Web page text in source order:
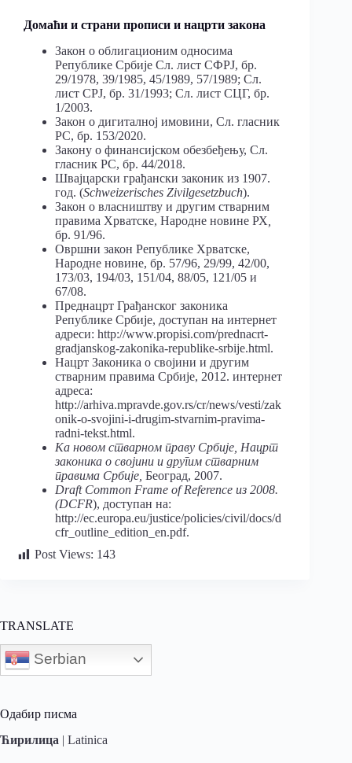
Домаћи и страни прописи и нацрти закона
Закон о облигационим односима
Републике Србије Сл. лист СФРЈ, бр.
29/1978, 39/1985, 45/1989, 57/1989; Сл.
лист СРЈ, бр. 31/1993; Сл. лист СЦГ, бр.
1/2003.
Закон о дигиталној имовини, Сл. гласник
РС, бр. 153/2020.
Закону о финансијском обезбеђењу, Сл.
гласник РС, бр. 44/2018.
Швајцарски грађански законик из 1907.
год. (Schweizerisches Zivilgesetzbuch).
Закон о власништву и другим стварним
правима Хрватске, Народне новине РХ
бр. 91/96.
Овршни закон Републике Хрватске,
Народне новине, бр. 57/96, 29/99, 42/00,
173/03, 194/03, 151/04, 88/05, 121/05 и
67/08.
Преднацрт Грађанског законика
Републике Србије, доступан на интернет
адреси: http://www.propisi.com/prednacrt-
gradjanskog-zakonika-republike-srbije.html.
Нацрт Законика о својини и другим
стварним правима Србије, 2012. интернет
адреса:
http://arhiva.mpravde.gov.rs/cr/news/vesti/zak
onik-o-svojini-i-drugim-stvarnim-pravima-
radni-tekst.html.
Ка новом стварном праву Србије, Нацрт
законика о својини и другим стварним
правима Србије, Београд, 2007.
Draft Common Frame of Reference из 2008.
(DCFR), доступан на:
http://ec.europa.eu/justice/policies/civil/docs/d
cfr_outline_edition_en.pdf.
Post Views: 143
TRANSLATE
Serbian
Одабир писма
Ћирилица | Latinica